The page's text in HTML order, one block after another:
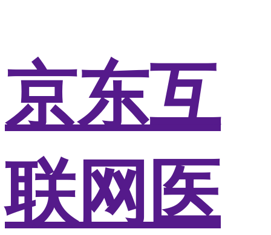
京东互
联网医